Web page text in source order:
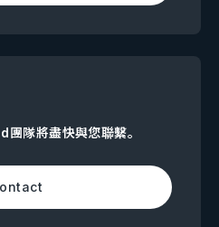
隊將盡快與您聯繫。